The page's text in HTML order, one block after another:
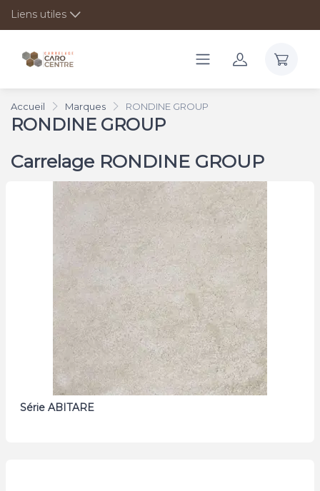
Liens utiles
Accueil Marques RONDINE GROUP
RONDINE GROUP
Carrelage RONDINE GROUP
Série ABITARE